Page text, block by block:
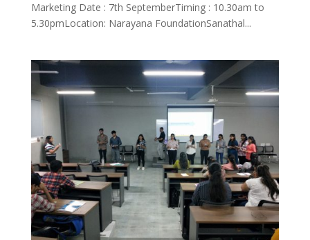
Marketing Date : 7th SeptemberTiming : 10.30am to
5.30pmLocation: Narayana FoundationSanathal...